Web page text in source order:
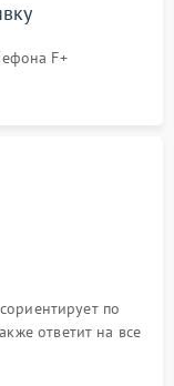
F+
по
ответит на все